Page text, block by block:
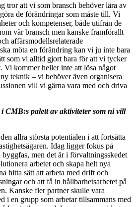
tror att vi som bransch behöver lära av
de förändringar som måste till. Vi
och kompetenser, både utifrån de
vår bransch men kanske framförallt
affärsmodellsrelaterade
möta en förändring kan vi ju inte bara
som vi alltid gjort bara för att vi tycker
Vi kommer heller inte att lösa något
teknik – vi behöver även organisera
vill vi gärna vara med och driva
CMB:s palett av aktiviteter som ni vill
allra största potentialen i att fortsätta
Idag ligger fokus på
men det är i förvaltningsskedet
arbetet och skapa helt nya
hitta sätt att arbeta med drift och
och att få in hållbarhetsarbetet på
Kanske fler partner skulle vara
i en grupp som arbetar tillsammans med